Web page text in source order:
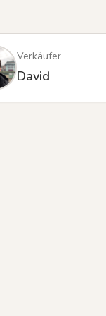
slide
Verkäufer
David